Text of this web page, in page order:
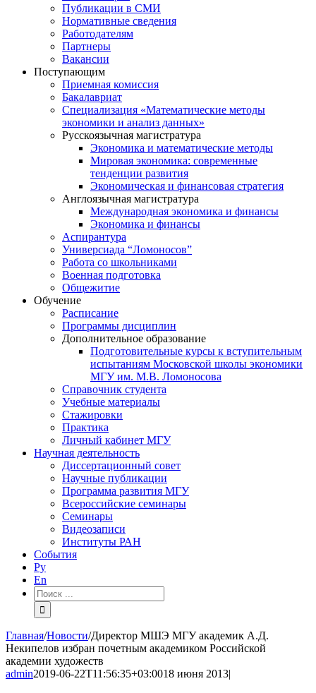
Публикации в СМИ
Нормативные сведения
Работодателям
Партнеры
Вакансии
Поступающим
Приемная комиссия
Бакалавриат
Специализация «Математические методы
экономики и анализ данных»
Русскоязычная магистратура
Экономика и математические методы
Мировая экономика: современные
тенденции развития
Экономическая и финансовая стратегия
Англоязычная магистратура
Международная экономика и финансы
Экономика и финансы
Аспирантура
Универсиада “Ломоносов”
Работа со школьниками
Военная подготовка
Общежитие
Обучение
Расписание
Программы дисциплин
Дополнительное образование
Подготовительные курсы к вступительным
испытаниям Московской школы экономики
МГУ им. М.В. Ломоносова
Справочник студента
Учебные материалы
Стажировки
Практика
Личный кабинет МГУ
Научная деятельность
Диссертационный совет
Научные публикации
Программа развития МГУ
Всероссийские семинары
Семинары
Видеозаписи
Институты РАН
События
Ру
En
Результат
поиска:
Главная/Новости/Директор МШЭ МГУ академик А.Д.
Некипелов избран почетным академиком Российской
академии художеств
admin2019-06-22T11:56:35+03:0018 июня 2013|